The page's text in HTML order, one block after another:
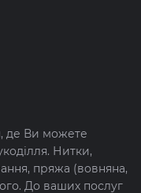
де Ви можете
Нитки,
пряжа (вовняна,
До ваших послуг